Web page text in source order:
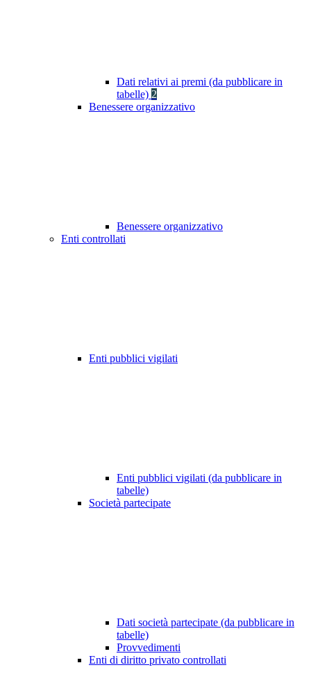
Dati relativi ai premi (da pubblicare in
tabelle) 2
Benessere organizzativo
Benessere organizzativo
Enti controllati
Enti pubblici vigilati
Enti pubblici vigilati (da pubblicare in
tabelle)
Società partecipate
Dati società partecipate (da pubblicare in
tabelle)
Provvedimenti
Enti di diritto privato controllati